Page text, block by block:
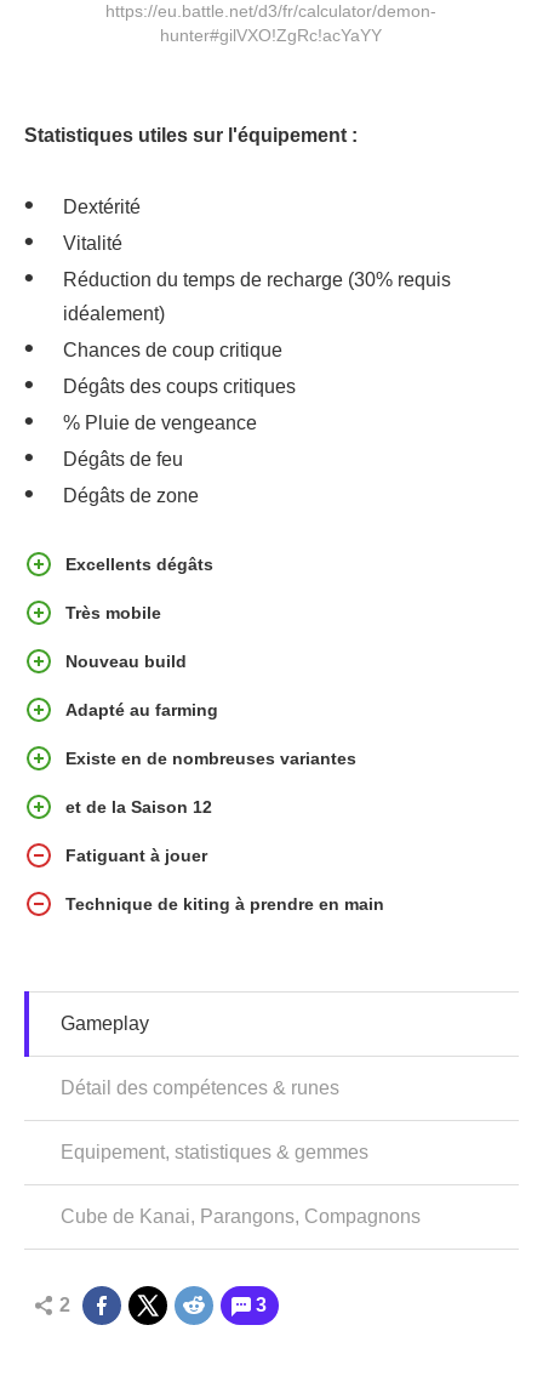
https://eu.battle.net/d3/fr/calculator/demon-
hunter#gilVXO!ZgRc!acYaYY
Statistiques utiles sur l'équipement :
Dextérité
Vitalité
Réduction du temps de recharge (30% requis
idéalement)
Chances de coup critique
Dégâts des coups critiques
% Pluie de vengeance
Dégâts de feu
Dégâts de zone
Excellents dégâts
Très mobile
Nouveau build
Adapté au farming
Existe en de nombreuses variantes
et de la Saison 12
Fatiguant à jouer
Technique de kiting à prendre en main
Gameplay
Détail des compétences & runes
Equipement, statistiques & gemmes
Cube de Kanai, Parangons, Compagnons
2 3